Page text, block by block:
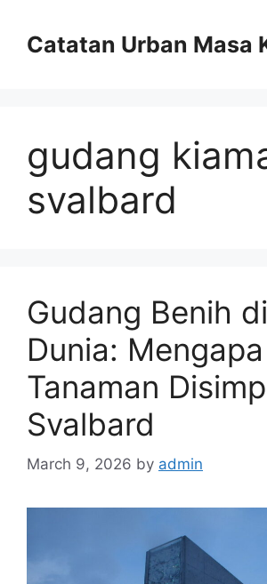
contentCatatan Urban Masa
gudang
svalbard
Gudang Benih
Dunia:
Tanaman
Svalbard
March 9, 2026 by admin